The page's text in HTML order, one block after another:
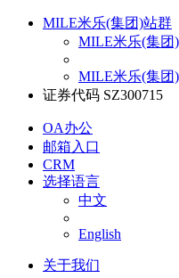
MILE米乐(集团)站群
MILE米乐(集团
MILE米乐(集团
证券代码 SZ300715
OA办公
邮箱入口
CRM
选择语言
中文
English
关于我们